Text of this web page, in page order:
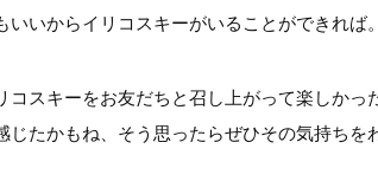
いいからイリコスキーがいることができれば。
コスキーをお友だちと召し上がって楽しか
じたかもね、そう思ったらぜひその気持ちを